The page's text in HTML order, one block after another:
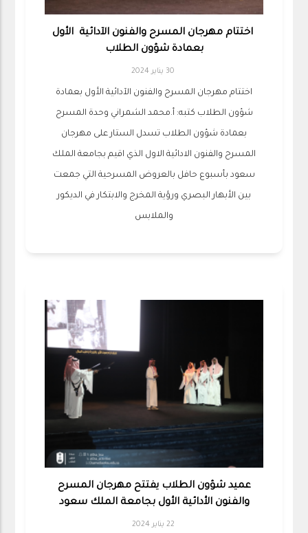
اختتام مهرجان المسرح والفنون الآدائية الأول
بعمادة شؤون الطلاب
30 يناير 2024
اختتام مهرجان المسرح والفنون الآدائية الأول بعمادة
شؤون الطلاب كتبه: أ.محمد الشمراني وحدة المسرح
بعمادة شؤون الطلاب تسدل الستار على مهرجان
المسرح والفنون الادائية الاول الذي اقيم بجامعة الملك
سعود بأسبوع حافل بالعروض المسرحية التي جمعت
بين الأبهار البصري ورؤية المخرج والابتكار في الديكور
والملابس
عميد شؤون الطلاب يفتتح مهرجان المسرح
والفنون الأدائية الأول بجامعة الملك سعود
22 يناير 2024